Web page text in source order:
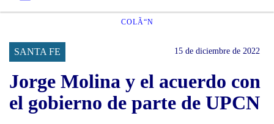
COLÃ“N
SANTA FE 15 de diciembre de 2022
Jorge Molina y el acuerdo con
el gobierno de parte de UPCN